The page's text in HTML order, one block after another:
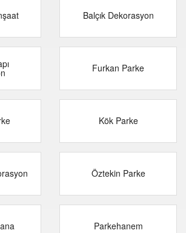
Balçık Dekorasyon
Furkan Parke
Kök Parke
Öztekin Parke
Parkehanem